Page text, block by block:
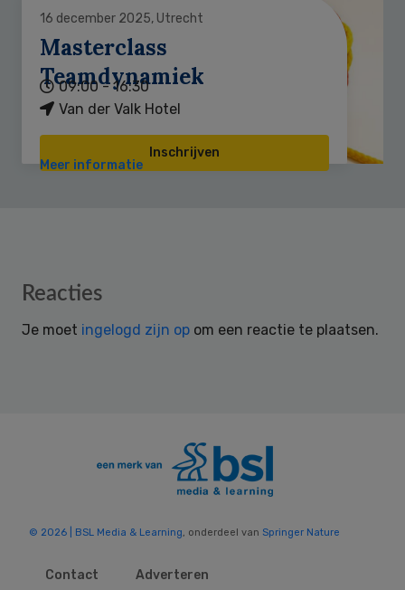
16 december 2025, Utrecht
Masterclass
Teamdynamiek
09:00 - 16:30
Van der Valk Hotel
Inschrijven
Meer informatie
Reader
Reacties
Je moet ingelogd zijn op om een reactie te plaatsen.
© 2026 | BSL Media & Learning, onderdeel van Springer Nature
Contact Adverteren